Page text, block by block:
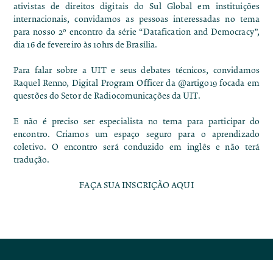
ativistas de direitos digitais do Sul Global em instituições
internacionais, convidamos as pessoas interessadas no tema
para nosso 2º encontro da série “Datafication and Democracy”,
dia 16 de fevereiro às 10hrs de Brasília.
Para falar sobre a UIT e seus debates técnicos, convidamos
Raquel Renno, Digital Program Officer da @artigo19 focada em
questões do Setor de Radiocomunicações da UIT.
E não é preciso ser especialista no tema para participar do
encontro. Criamos um espaço seguro para o aprendizado
coletivo. O encontro será conduzido em inglês e não terá
tradução.
FAÇA SUA INSCRIÇÃO AQUI